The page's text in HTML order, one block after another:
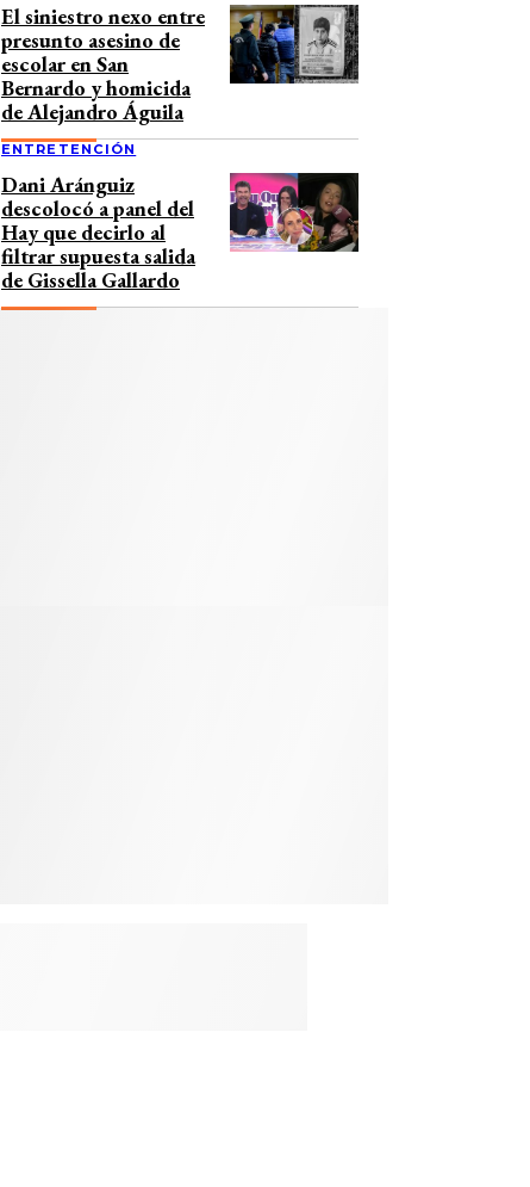
El siniestro nexo entre
presunto asesino de
escolar en San
Bernardo y homicida
de Alejandro Águila
ENTRETENCIÓN
Dani Aránguiz
descolocó a panel del
Hay que decirlo al
filtrar supuesta salida
de Gissella Gallardo